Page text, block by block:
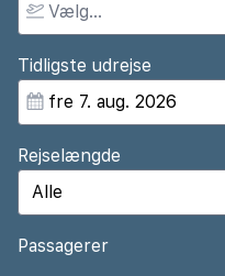
Tidligste udrejse
Rejselængde
Passagerer